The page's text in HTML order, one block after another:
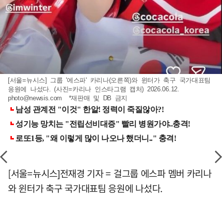
[서울=뉴시스] 그룹 '에스파' 카리나(오른쪽)와 윈터가 축구 국가대표팀
응원에 나섰다. (사진=카리나 인스타그램 캡처) 2026.06.12.
photo@newsis.com *재판매 및 DB 금지
[서울=뉴시스]전재경 기자 = 걸그룹 에스파 멤버 카리나
와 윈터가 축구 국가대표팀 응원에 나섰다.